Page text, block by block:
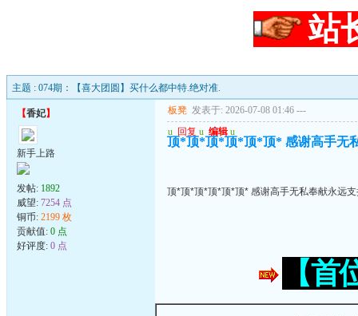
站
主题 : 074期：【喜大团圆】买什么都中特.绝对准.
【香妃】
新手上路
发帖: 1892
威望: 7254 点
铜币: 2199 枚
贡献值: 0 点
好评度: 0 点
板凳 发表于: 2026-07-08 01:46 ---
u 回复 u 编辑 u
顶*顶*顶*顶*顶*顶* 感谢高手无
顶*顶*顶*顶*顶*顶* 感谢高手无私奉献永远
【